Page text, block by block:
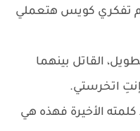
تفكري كويس هتعملي
القاتل بينهما
اتخرستي.
الأخيرة فهذه هي